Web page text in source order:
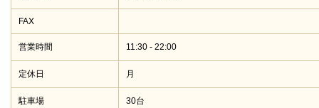
FAX
営業時間 11:30 - 22:00
定休日 月
駐車場 30台